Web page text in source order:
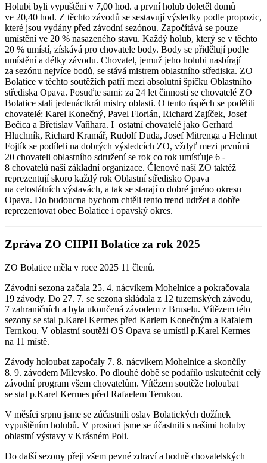
Holubi byli vypuštěni v 7,00 hod. a první holub doletěl domů
ve 20,40 hod. Z těchto závodů se sestavují výsledky podle propozic,
které jsou vydány před závodní sezónou. Započítává se pouze
umístění ve 20 % nasazeného stavu. Každý holub, který se v těchto
20 % umístí, získává pro chovatele body. Body se přidělují podle
umístění a délky závodu. Chovatel, jemuž jeho holubi nasbírají
za sezónu nejvíce bodů, se stává mistrem oblastního střediska. ZO
Bolatice v těchto soutěžích patří mezi absolutní špičku Oblastního
střediska Opava. Posuďte sami: za 24 let činnosti se chovatelé ZO
Bolatice stali jedenáctkrát mistry oblasti. O tento úspěch se podělili
chovatelé: Karel Konečný, Pavel Florián, Richard Zajíček, Josef
Bečica a Břetislav Vaňhara. I ostatní chovatelé jako Gerhard
Hluchník, Richard Kramář, Rudolf Duda, Josef Mitrenga a Helmut
Fojtík se podíleli na dobrých výsledcích ZO, vždyť mezi prvními
20 chovateli oblastního sdružení se rok co rok umísťuje 6 -
8 chovatelů naší základní organizace. Členové naší ZO taktéž
reprezentují skoro každý rok Oblastní středisko Opava
na celostátních výstavách, a tak se starají o dobré jméno okresu
Opava. Do budoucna bychom chtěli tento trend udržet a dobře
reprezentovat obec Bolatice i opavský okres.
Zpráva ZO CHPH Bolatice za rok 2025
ZO Bolatice měla v roce 2025 11 členů.
Závodní sezona začala 25. 4. nácvikem Mohelnice a pokračovala
19 závody. Do 27. 7. se sezona skládala z 12 tuzemských závodu,
7 zahraničních a byla ukončená závodem z Bruselu. Vítězem této
sezony se stal p.Karel Kermes před Karlem Konečným a Rafalem
Ternkou. V oblastní soutěži OS Opava se umístil p.Karel Kermes
na 11 místě.
Závody holoubat započaly 7. 8. nácvikem Mohelnice a skončily
8. 9. závodem Milevsko. Po dlouhé době se podařilo uskutečnit celý
závodní program všem chovatelům. Vítězem soutěže holoubat
se stal p.Karel Kermes před Rafaelem Ternkou.
V měsíci srpnu jsme se zúčastnili oslav Bolatických dožínek
vypuštěním holubů. V prosinci jsme se účastnili s našimi holuby
oblastní výstavy v Krásném Poli.
Do další sezony přeji všem pevné zdraví a hodně chovatelských